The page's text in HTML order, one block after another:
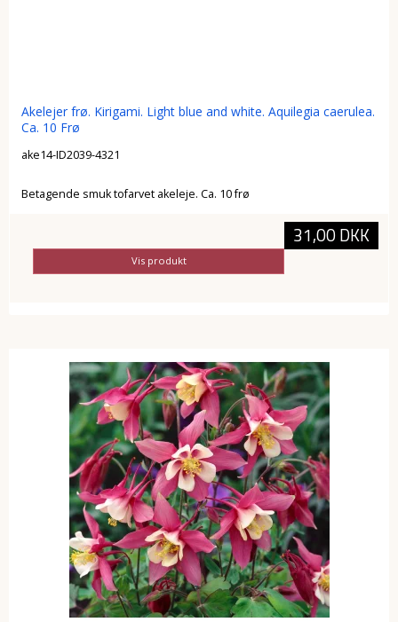
Akelejer frø. Kirigami. Light blue and white. Aquilegia caerulea.
Ca. 10 Frø
ake14-ID2039-4321
Betagende smuk tofarvet akeleje. Ca. 10 frø
31,00 DKK
Vis produkt